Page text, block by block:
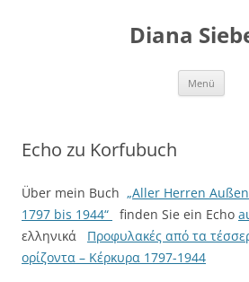
Diana
Menü
Echo zu Korfubuch
Über mein Buch „Aller Herren
1797 bis 1944“
finden Sie ein Echo
ελληνικά Προφυλακές από τα
ορίζοντα – Κέρκυρα 1797-1944